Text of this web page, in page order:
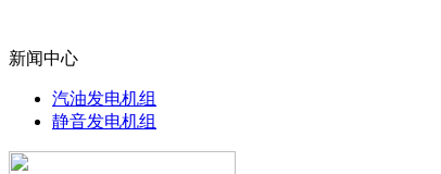
新闻中心
汽油发电机组
静音发电机组